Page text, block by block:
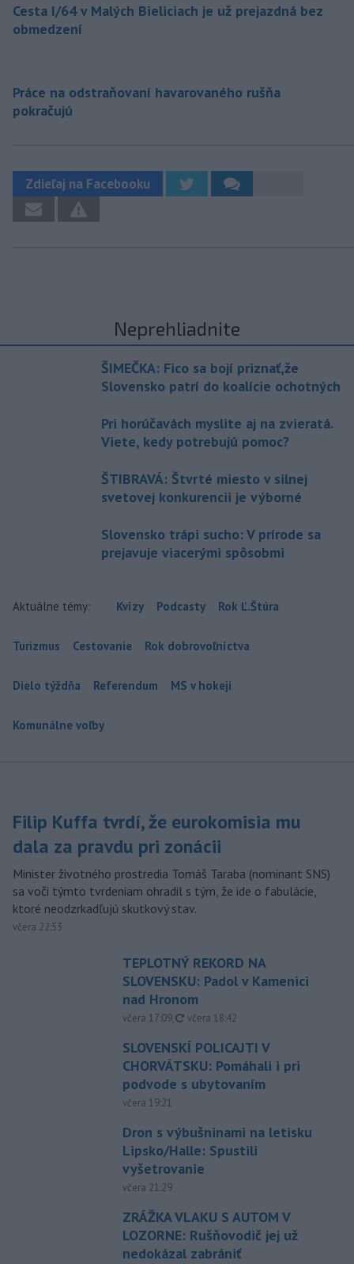
Cesta I/64 v Malých Bieliciach je už prejazdná bez
obmedzení
Práce na odstraňovaní havarovaného rušňa
pokračujú
Zdieľaj na Facebooku
Neprehliadnite
ŠIMEČKA: Fico sa bojí priznať,že
Slovensko patrí do koalície ochotných
Pri horúčavách myslite aj na zvieratá.
Viete, kedy potrebujú pomoc?
ŠTIBRAVÁ: Štvrté miesto v silnej
svetovej konkurencii je výborné
Slovensko trápi sucho: V prírode sa
prejavuje viacerými spôsobmi
Aktuálne témy: Kvízy Podcasty Rok Ľ.Štúra
Turizmus Cestovanie Rok dobrovoľníctva
Dielo týždňa Referendum MS v hokeji
Komunálne voľby
Filip Kuffa tvrdí, že eurokomisia mu
dala za pravdu pri zonácii
Minister životného prostredia Tomáš Taraba (nominant SNS)
sa voči týmto tvrdeniam ohradil s tým, že ide o fabulácie,
ktoré neodzrkadľujú skutkový stav.
včera 22:53
TEPLOTNÝ REKORD NA
SLOVENSKU: Padol v Kamenici
nad Hronom
včera 17:09, aktualizované
včera 18:42
SLOVENSKÍ POLICAJTI V
CHORVÁTSKU: Pomáhali i pri
podvode s ubytovaním
včera 19:21
Dron s výbušninami na letisku
Lipsko/Halle: Spustili
vyšetrovanie
včera 21:29
ZRÁŽKA VLAKU S AUTOM V
LOZORNE: Rušňovodič jej už
nedokázal zabrániť